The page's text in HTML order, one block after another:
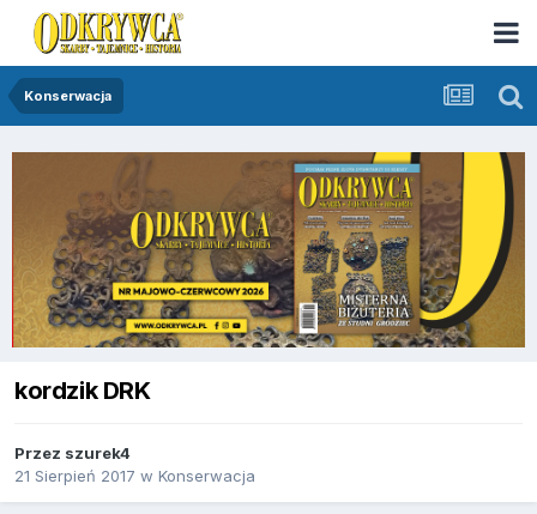
Konserwacja
kordzik DRK
Przez szurek4
21 Sierpień 2017 w Konserwacja